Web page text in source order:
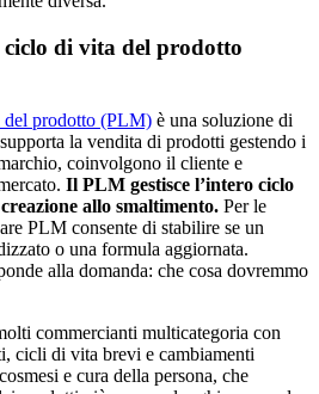
ciclo di vita del prodotto
del prodotto (PLM) è una soluzione di
la vendita di prodotti gestendo i
coinvolgono il cliente e
Il PLM gestisce l’intero ciclo
allo smaltimento. Per le
PLM consente di stabilire se un
o una formula aggiornata.
alla domanda: che cosa dovremmo
commercianti multicategoria con
cicli di vita brevi e cambiamenti
e cura della persona, che